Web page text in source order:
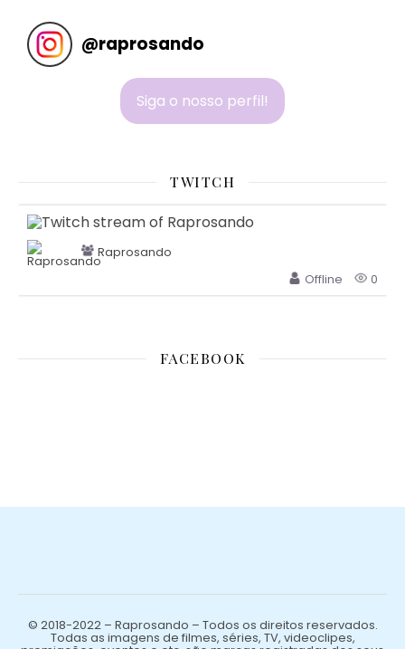
@raprosando
Siga o nosso perfil!
TWITCH
Raprosando
Offline
0
FACEBOOK
© 2018-2022 – Raprosando – Todos os direitos reservados.
Todas as imagens de filmes, séries, TV, videoclipes,